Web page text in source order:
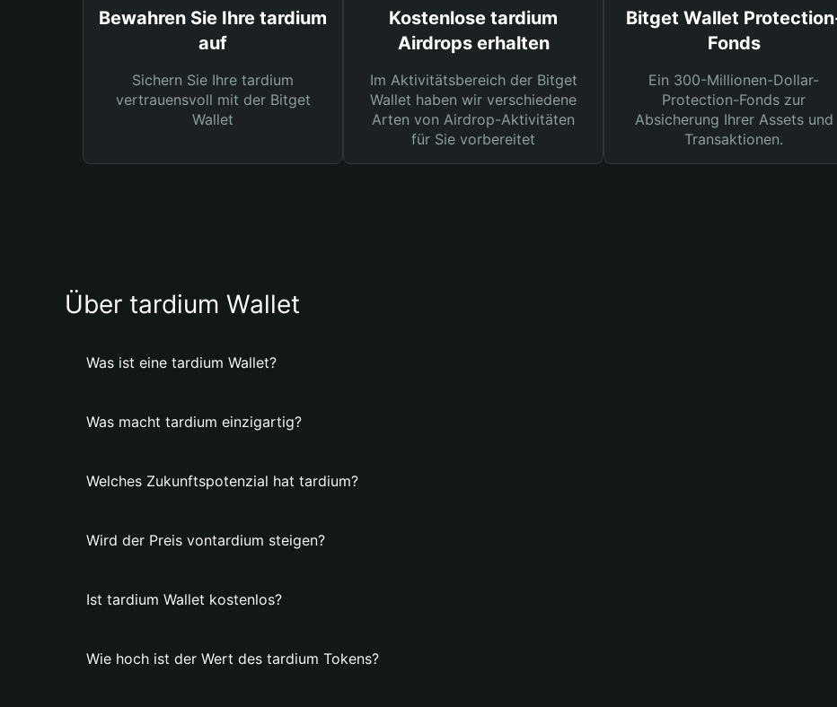
Bewahren Sie Ihre tardium
auf
Sichern Sie Ihre tardium
vertrauensvoll mit der Bitget
Wallet
Kostenlose tardium
Airdrops erhalten
Im Aktivitätsbereich der Bitget
Wallet haben wir verschiedene
Arten von Airdrop-Aktivitäten
für Sie vorbereitet
Bitget Wallet
Fonds
Ein 300-Millionen-Dollar-
Protection-Fonds zur
Absicherung Ihrer Assets und
Transaktionen.
Über tardium Wallet
Was ist eine tardium Wallet?
Was macht tardium einzigartig?
Welches Zukunftspotenzial hat tardium?
Wird der Preis vontardium steigen?
Ist tardium Wallet kostenlos?
Wie hoch ist der Wert des tardium Tokens?